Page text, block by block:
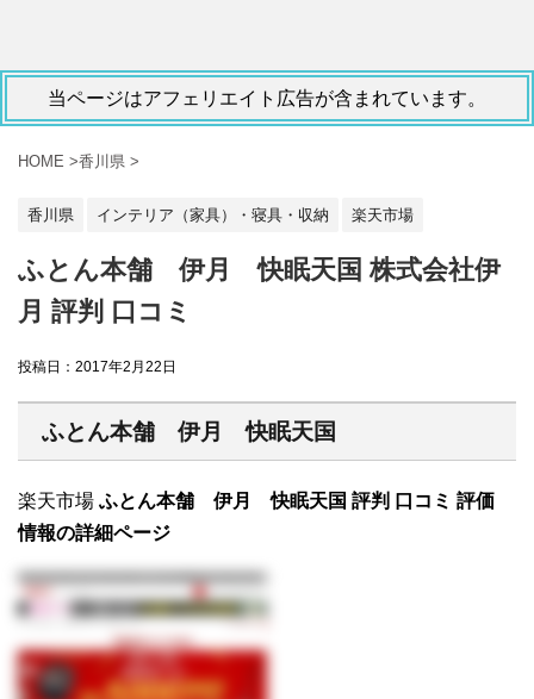
当ページはアフェリエイト広告が含まれています。
HOME >香川県 >
香川県 インテリア（家具）・寝具・収納 楽天市場
ふとん本舗 伊月 快眠天国 株式会社伊
月 評判 口コミ
投稿日： 2017年2月22日
ふとん本舗 伊月 快眠天国
楽天市場 ふとん本舗 伊月 快眠天国 評判 口コミ 評価
情報の詳細ページ